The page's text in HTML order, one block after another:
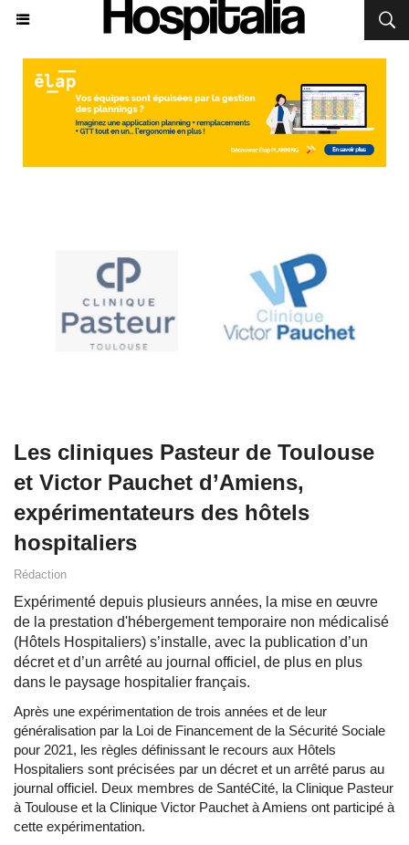
Les cliniques Pasteur de Toulouse
et Victor Pauchet d’Amiens,
expérimentateurs des hôtels
hospitaliers
Rédaction
Expérimenté depuis plusieurs années, la mise en œuvre
de la prestation d'hébergement temporaire non médicalisé
(Hôtels Hospitaliers) s’installe, avec la publication d’un
décret et d’un arrêté au journal officiel, de plus en plus
dans le paysage hospitalier français.
Après une expérimentation de trois années et de leur
généralisation par la Loi de Financement de la Sécurité Sociale
pour 2021, les règles définissant le recours aux Hôtels
Hospitaliers sont précisées par un décret et un arrêté parus au
journal officiel. Deux membres de SantéCité, la Clinique Pasteur
à Toulouse et la Clinique Victor Pauchet à Amiens ont participé à
cette expérimentation.